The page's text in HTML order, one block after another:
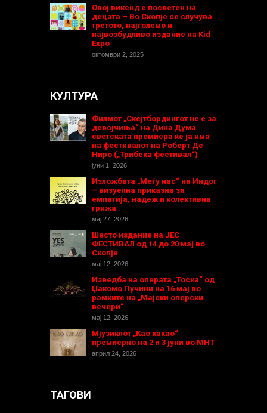
Овој викенд е посветен на
децата – Во Скопје се случува
третото, најголемо и
највозбудливо издание на Kid
Expo
октомври 2, 2025
КУЛТУРА
Филмот „Скејтбордингот не е за
девојчиња“ на Дина Дума
светската премиера ќе ја има
на фестивалот на Роберт Де
Ниро („Трибека фестивал“)
јуни 1, 2026
Изложбата „Меѓу нас“ на Индог
– визуелна приказна за
емпатија, надеж и колективна
грижа
мај 27, 2026
Шесто издание на ЈЕС
ФЕСТИВАЛ од 14 до 20 мај во
Скопје
мај 12, 2026
Изведба на операта „Тоска“ од
Џакомо Пучини на 16 мај во
рамките на „Мајски оперски
вечери“
мај 12, 2026
Мјузиклот „Као какао“
премиерно на 2 и 3 јуни во МНТ
април 24, 2026
ТАГОВИ